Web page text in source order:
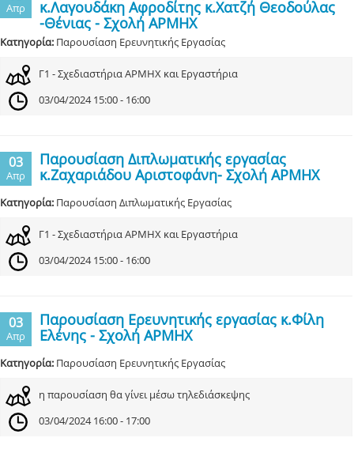
Απρ
κ.Λαγουδάκη Αφροδίτης κ.Χατζή Θεοδούλας
-Θένιας - Σχολή ΑΡΜΗΧ
Κατηγορία: Παρουσίαση Ερευνητικής Εργασίας
Γ1 - Σχεδιαστήρια ΑΡΜΗΧ και Εργαστήρια
03/04/2024 15:00 - 16:00
03
Απρ
Παρουσίαση Διπλωματικής εργασίας
κ.Ζαχαριάδου Αριστοφάνη- Σχολή ΑΡΜΗΧ
Κατηγορία: Παρουσίαση Διπλωματικής Εργασίας
Γ1 - Σχεδιαστήρια ΑΡΜΗΧ και Εργαστήρια
03/04/2024 15:00 - 16:00
03
Απρ
Παρουσίαση Ερευνητικής εργασίας κ.Φίλη
Ελένης - Σχολή ΑΡΜΗΧ
Κατηγορία: Παρουσίαση Ερευνητικής Εργασίας
η παρουσίαση θα γίνει μέσω τηλεδιάσκεψης
03/04/2024 16:00 - 17:00